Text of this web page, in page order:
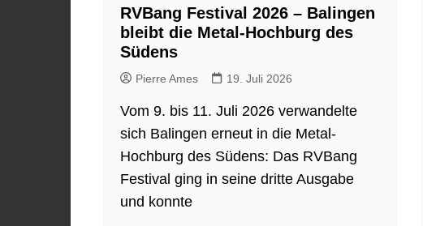
RVBang Festival 2026 – Balingen
bleibt die Metal-Hochburg des
Südens
Pierre Ames 19. Juli 2026
Vom 9. bis 11. Juli 2026 verwandelte
sich Balingen erneut in die Metal-
Hochburg des Südens: Das RVBang
Festival ging in seine dritte Ausgabe
und konnte